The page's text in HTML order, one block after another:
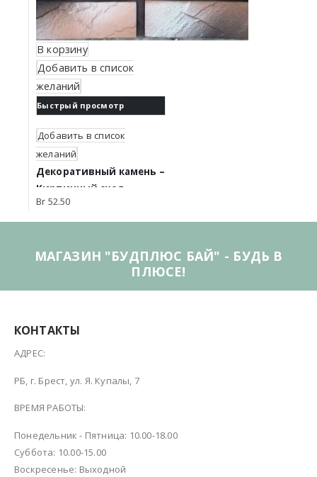
В корзину
Добавить в список
желаний
Быстрый просмотр
Добавить в список
желаний
Декоративный камень –
Кирпичный скол.
Коричневая пудра
0804П
Br 52.50
МАГАЗИН "БУДПЛЮС БАЙ" - БУДЬ В
ПЛЮСЕ!
КОНТАКТЫ
АДРЕС:
РБ, г. Брест, ул. Я. Купалы, 7
ВРЕМЯ РАБОТЫ:
Понедельник - Пятница: 10.00-18.00
Суббота: 10.00-15.00
Воскресенье: Выходной